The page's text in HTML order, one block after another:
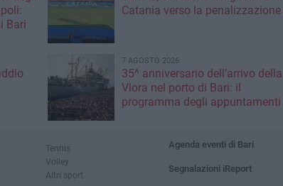
Bari
Catania verso la penalizzazione
7 AGOSTO 2026
35^ anniversario dell’arrivo della
Vlora nel porto di Bari: il
programma degli appuntamenti
Tennis
Volley
Altri sport
Agenda eventi di Bari
Segnalazioni iReport